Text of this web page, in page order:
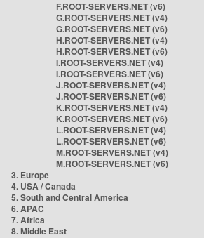
F.ROOT-SERVERS.NET (v6)
G.ROOT-SERVERS.NET (v4)
G.ROOT-SERVERS.NET (v6)
H.ROOT-SERVERS.NET (v4)
H.ROOT-SERVERS.NET (v6)
I.ROOT-SERVERS.NET (v4)
I.ROOT-SERVERS.NET (v6)
J.ROOT-SERVERS.NET (v4)
J.ROOT-SERVERS.NET (v6)
K.ROOT-SERVERS.NET (v4)
K.ROOT-SERVERS.NET (v6)
L.ROOT-SERVERS.NET (v4)
L.ROOT-SERVERS.NET (v6)
M.ROOT-SERVERS.NET (v4)
M.ROOT-SERVERS.NET (v6)
3. Europe
4. USA / Canada
5. South and Central America
6. APAC
7. Africa
8. Middle East